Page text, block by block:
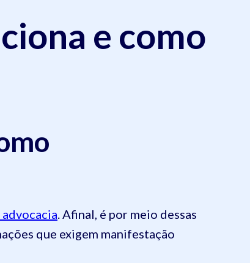
e como
. Afinal, é por meio dessas
que exigem manifestação